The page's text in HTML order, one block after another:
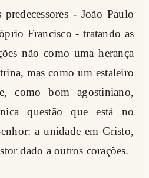
- João Paulo
Francisco - tratando as
não como uma herança
mas como um estaleiro
como bom agostiniano,
questão que está no
a unidade em Cristo,
dado a outros corações.